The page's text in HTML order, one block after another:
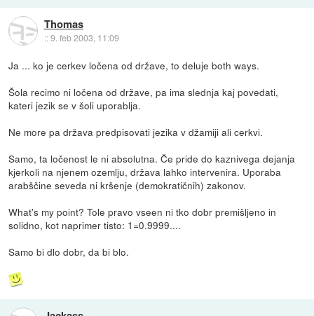
Thomas
::9. feb 2003, 11:09
Ja ... ko je cerkev ločena od države, to deluje both ways.
Šola recimo ni ločena od države, pa ima slednja kaj povedati,
kateri jezik se v šoli uporablja.
Ne more pa država predpisovati jezika v džamiji ali cerkvi.
Samo, ta ločenost le ni absolutna. Če pride do kaznivega dejanja
kjerkoli na njenem ozemlju, država lahko intervenira. Uporaba
arabščine seveda ni kršenje (demokratičnih) zakonov.
What's my point? Tole pravo vseen ni tko dobr premišljeno in
solidno, kot naprimer tisto: 1=0.9999....
Samo bi dlo dobr, da bi blo.